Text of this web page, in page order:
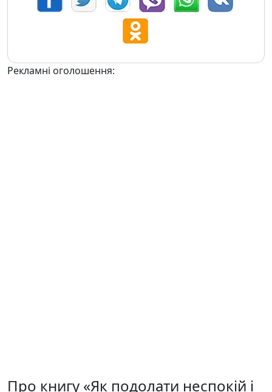
Рекламні оголошення:
Про книгу «Як подолати неспокій і